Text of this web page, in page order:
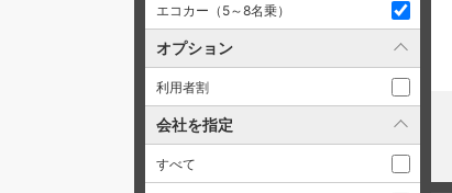
エコカー（5～8名乗）
オプション
利用者割
会社を指定
すべて